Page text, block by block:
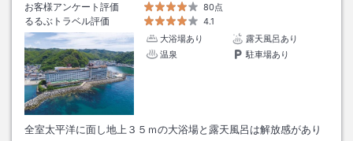
お客様アンケート評価
80点
るるぶトラベル評価
4.1
大浴場あり
露天風呂あり
温泉
駐車場あり
全室太平洋に面し地上３５ｍの大浴場と露天風呂は解放感があり